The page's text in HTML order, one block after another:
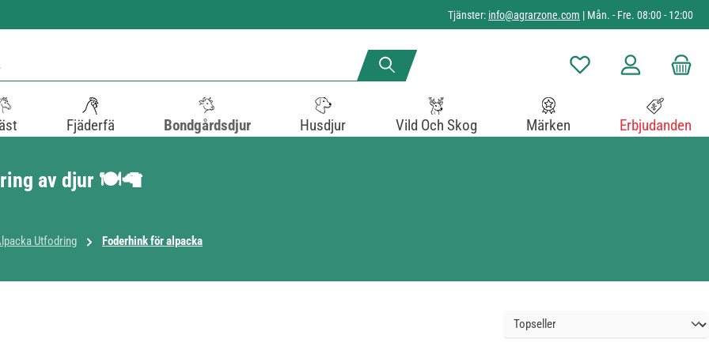
Tjänster: info@agrarzone.com | Mån. - Fre. 08:00 - 12:00
Du har 0 objekt i
Fjäderfä Bondgårdsdjur Husdjur Vild Och Skog Märken Erbjudanden
av djur 🍽️🦙
Utfodring Foderhink för alpacka